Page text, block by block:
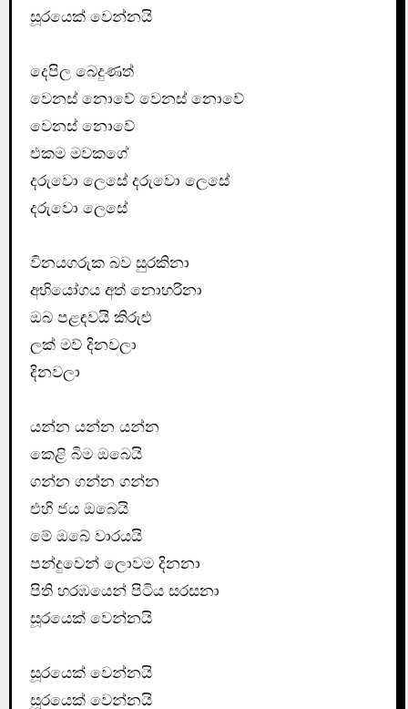
සූරයෙක් වෙන්නයි
දෙපිල බෙදුණත්
වෙනස් නොවේ වෙනස් නොවේ
වෙනස් නොවේ
එකම මවකගේ
දරුවො ලෙසේ දරුවො ලෙසේ
දරුවො ලෙසේ
විනයගරුක බව සුරකිනා
අභියෝගය අත් නොහරිනා
ඔබ පළඳවයි කිරුළු
ලක් මව් දිනවලා
දිනවලා
යන්න යන්න යන්න
කෙළි බිම ඔබෙයි
ගන්න ගන්න ගන්න
එහි ජය ඔබෙයි
මේ ඔබේ වාරයයි
පන්දුවෙන් ලොවම දිනනා
පිති හරඹයෙන් පිටිය සරසනා
සූරයෙක් වෙන්නයි
සූරයෙක් වෙන්නයි
සූරයෙක් වෙන්නයි